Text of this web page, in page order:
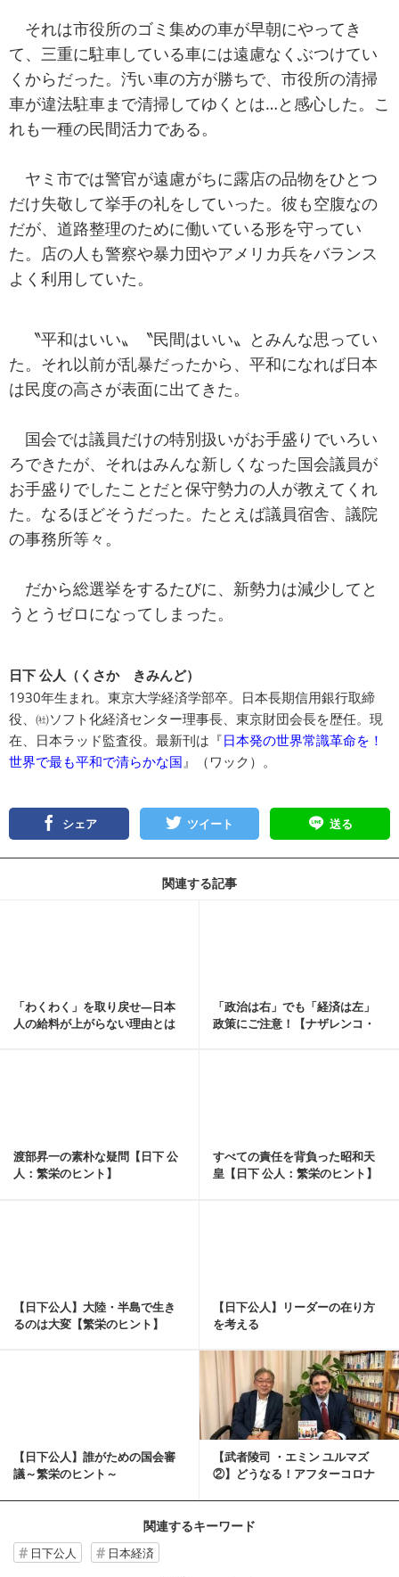
それは市役所のゴミ集めの車が早朝にやってき
て、三重に駐車している車には遠慮なくぶつけてい
くからだった。汚い車の方が勝ちで、市役所の清掃
車が違法駐車まで清掃してゆくとは…と感心した。こ
れも一種の民間活力である。
ヤミ市では警官が遠慮がちに露店の品物をひとつ
だけ失敬して挙手の礼をしていった。彼も空腹なの
だが、道路整理のために働いている形を守ってい
た。店の人も警察や暴力団やアメリカ兵をバランス
よく利用していた。
〝平和はいい〟〝民間はいい〟とみんな思ってい
た。それ以前が乱暴だったから、平和になれば日本
は民度の高さが表面に出てきた。
国会では議員だけの特別扱いがお手盛りでいろい
ろできたが、それはみんな新しくなった国会議員が
お手盛りでしたことだと保守勢力の人が教えてくれ
た。なるほどそうだった。たとえば議員宿舎、議院
の事務所等々。
だから総選挙をするたびに、新勢力は減少してと
うとうゼロになってしまった。
日下 公人（くさか きみんど）
1930年生まれ。東京大学経済学部卒。日本長期信用銀行取締
役、㈳ソフト化経済センター理事長、東京財団会長を歴任。現
在、日本ラッド監査役。最新刊は『日本発の世界常識革命を！
世界で最も平和で清らかな国 』（ワック）。
シェア ツイート 送る
関連する記事
「わくわく」を取り戻せ―日本
人の給料が上がらない理由とは
「政治は右」でも「経済は左」
政策にご注意！【ナザレンコ・
渡部昇一の素朴な疑問【日下 公
人：繁栄のヒント】
すべての責任を背負った昭和天
皇【日下 公人：繁栄のヒント】
【日下公人】大陸・半島で生き
るのは大変【繁栄のヒント】
【日下公人】リーダーの在り方
を考える
【日下公人】誰がための国会審
議～繁栄のヒント～
【武者陵司 ・エミン ユルマズ
②】どうなる！アフターコロナ
関連するキーワード
日下公人 日本経済